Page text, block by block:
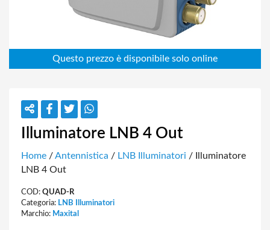
Illuminatore LNB 4 Out
Home /Antennistica / LNB Illuminatori / Illuminatore
LNB 4 Out
COD: QUAD-R
Categoria: LNB Illuminatori
Marchio: Maxital